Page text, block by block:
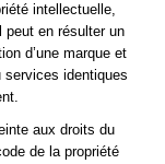
intellectuelle,
peut en résulter un
d’une marque et
services identiques
aux droits du
de la propriété